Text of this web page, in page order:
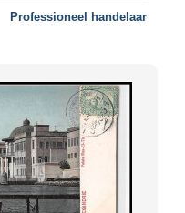
Professioneel handelaar